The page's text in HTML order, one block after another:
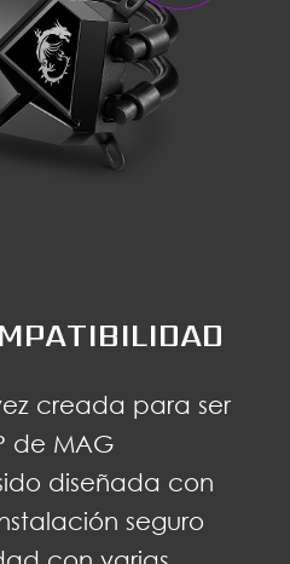
creada para ser
de MAG
diseñada con
seguro